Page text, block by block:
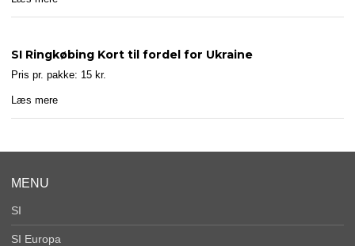
SI Ringkøbing Kort til fordel for Ukraine
Pris pr. pakke: 15 kr.
Læs mere
MENU
SI
SI Europa